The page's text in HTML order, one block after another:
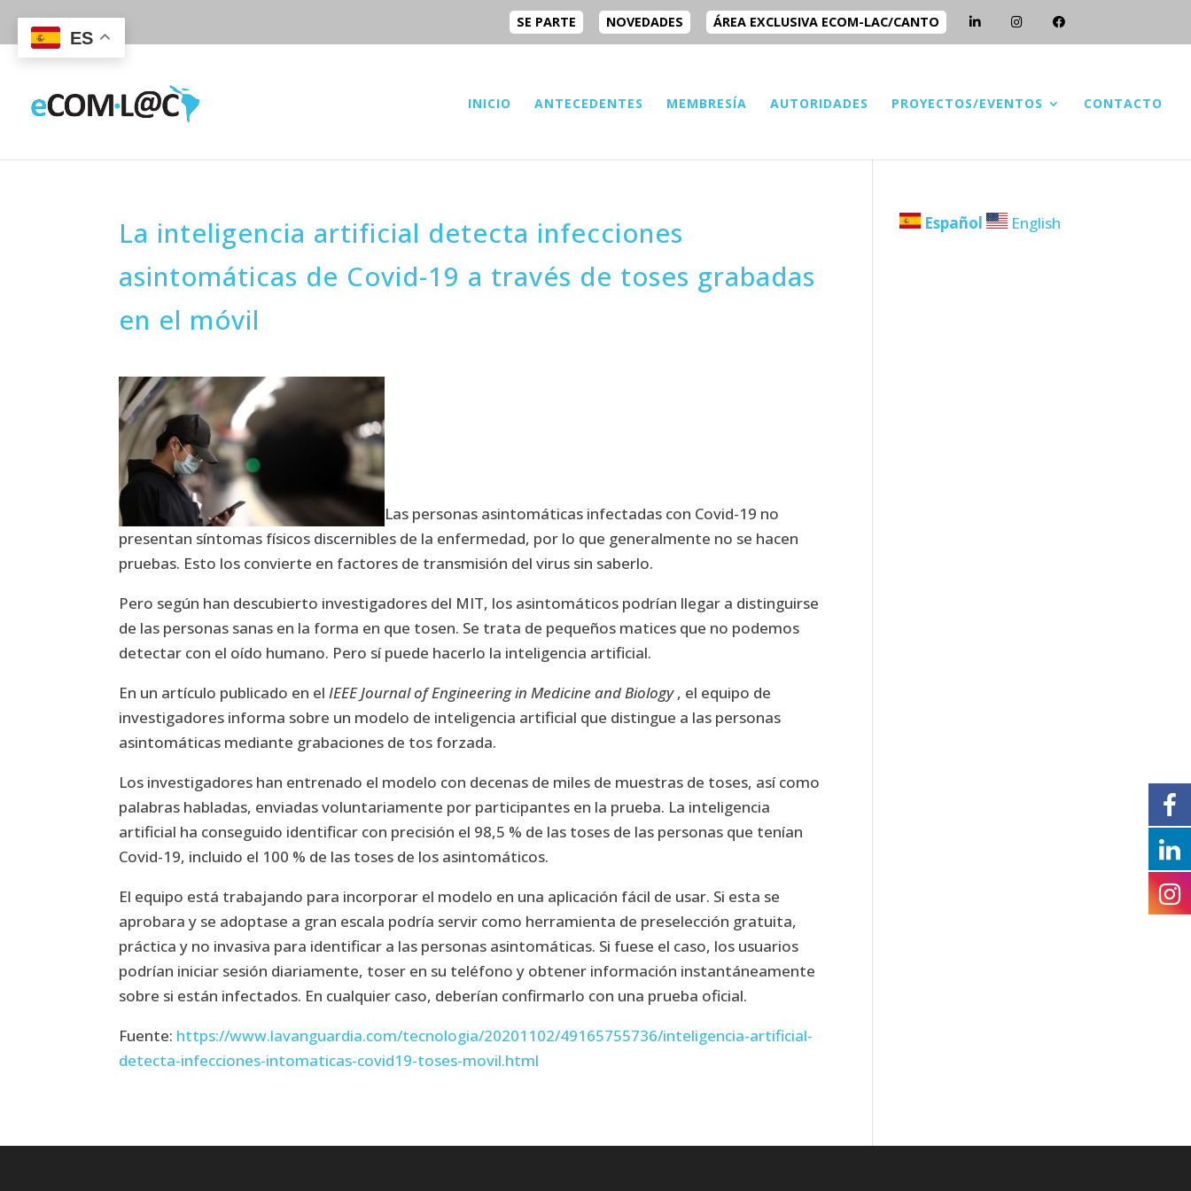
SE PARTE NOVEDADES ÁREA EXCLUSIVA ECOM-LAC/CANTO
INICIO ANTECEDENTES MEMBRESÍA AUTORIDADES PROYECTOS/EVENTOS CONTACTO
La inteligencia artificial detecta infecciones
asintomáticas de Covid-19 a través de toses grabadas
en el móvil
Las personas asintomáticas infectadas con Covid-19 no
presentan síntomas físicos discernibles de la enfermedad, por lo que generalmente no se hacen
pruebas. Esto los convierte en factores de transmisión del virus sin saberlo.
Pero según han descubierto investigadores del MIT, los asintomáticos podrían llegar a distinguirse
de las personas sanas en la forma en que tosen. Se trata de pequeños matices que no podemos
detectar con el oído humano. Pero sí puede hacerlo la inteligencia artificial.
En un artículo publicado en elIEEE Journal of Engineering in Medicine and Biology, el equipo de
investigadores informa sobre un modelo de inteligencia artificial que distingue a las personas
asintomáticas mediante grabaciones de tos forzada.
Los investigadores han entrenado el modelo con decenas de miles de muestras de toses, así como
palabras habladas, enviadas voluntariamente por participantes en la prueba. La inteligencia
artificial ha conseguido identificar con precisión el 98,5 % de las toses de las personas que tenían
Covid-19, incluido el 100 % de las toses de los asintomáticos.
El equipo está trabajando para incorporar el modelo en una aplicación fácil de usar. Si esta se
aprobara y se adoptase a gran escala podría servir como herramienta de preselección gratuita,
práctica y no invasiva para identificar a las personas asintomáticas. Si fuese el caso, los usuarios
podrían iniciar sesión diariamente, toser en su teléfono y obtener información instantáneamente
sobre si están infectados. En cualquier caso, deberían confirmarlo con una prueba oficial.
Fuente: https://www.lavanguardia.com/tecnologia/20201102/49165755736/inteligencia-artificial-
detecta-infecciones-intomaticas-covid19-toses-movil.html
Español English
ES